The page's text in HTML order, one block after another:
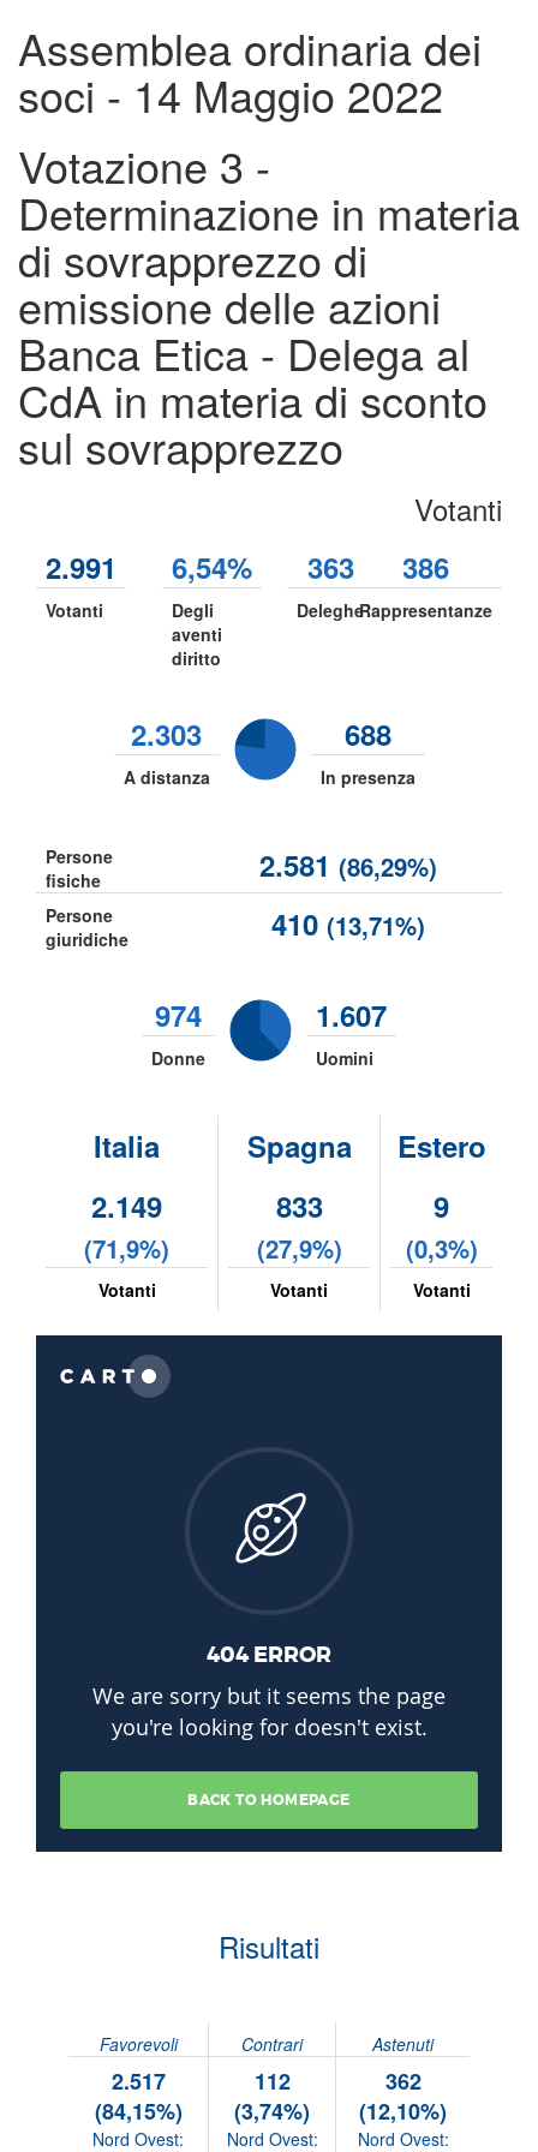
Assemblea ordinaria dei
soci - 14 Maggio 2022
Votazione 3 -
Determinazione in materia
di sovrapprezzo di
emissione delle azioni
Banca Etica - Delega al
CdA in materia di sconto
sul sovrapprezzo
Votanti
2.991
Votanti
6,54%
Degli
aventi
diritto
363
Deleghe
386
Rappresentanze
2.303 688
A distanza In presenza
Persone
fisiche
2.581 (86,29%)
Persone
giuridiche
410 (13,71%)
974 1.607
Donne Uomini
Italia Spagna
Estero
2.149
(71,9%)
Votanti
833
(27,9%)
Votanti
9
(0,3%)
Votanti
Risultati
Favorevoli Contrari Astenuti
2.517
(84,15%)
Nord Ovest:
112
(3,74%)
Nord Ovest:
362
(12,10%)
Nord Ovest: